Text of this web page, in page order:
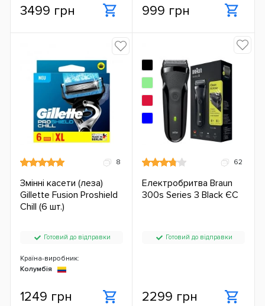
3499 грн 999 грн
8
Змінні касети (леза)
Gillette Fusion Proshield
Chill (6 шт.)
Готовий до відправки
Країна-виробник:
Колумбія
1249 грн
62
Електробритва Braun
300s Series 3 Black ЄС
Готовий до відправки
2299 грн